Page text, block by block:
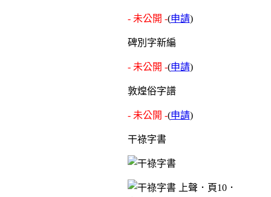
- 未公開 -(申請)
碑別字新編
- 未公開 -(申請)
敦煌俗字譜
- 未公開 -(申請)
干祿字書